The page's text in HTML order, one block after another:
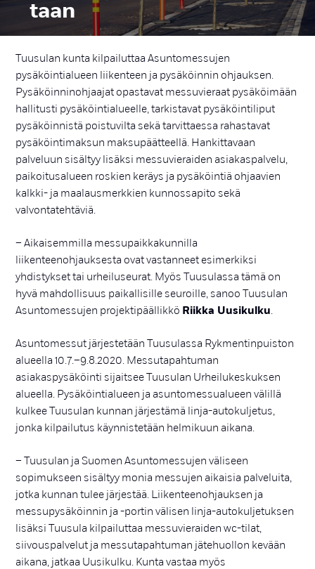
taan
Tuusulan kunta kilpailuttaa Asuntomessujen
pysäköintialueen liikenteen ja pysäköinnin ohjauksen.
Pysäköinninohjaajat opastavat messuvieraat pysäköimään
hallitusti pysäköintialueelle, tarkistavat pysäköintiliput
pysäköinnistä poistuvilta sekä tarvittaessa rahastavat
pysäköintimaksun maksupäätteellä. Hankittavaan
palveluun sisältyy lisäksi messuvieraiden asiakaspalvelu,
paikoitusalueen roskien keräys ja pysäköintiä ohjaavien
kalkki- ja maalausmerkkien kunnossapito sekä
valvontatehtäviä.
– Aikaisemmilla messupaikkakunnilla
liikenteenohjauksesta ovat vastanneet esimerkiksi
yhdistykset tai urheiluseurat. Myös Tuusulassa tämä on
hyvä mahdollisuus paikallisille seuroille, sanoo Tuusulan
Asuntomessujen projektipäällikkö Riikka Uusikulku
Asuntomessut järjestetään Tuusulassa Rykmentinpuiston
alueella 10.7.–9.8.2020. Messutapahtuman
asiakaspysäköinti sijaitsee Tuusulan Urheilukeskuksen
alueella. Pysäköintialueen ja asuntomessualueen välillä
kulkee Tuusulan kunnan järjestämä linja-autokuljetus,
jonka kilpailutus käynnistetään helmikuun aikana.
– Tuusulan ja Suomen Asuntomessujen väliseen
sopimukseen sisältyy monia messujen aikaisia palveluita,
jotka kunnan tulee järjestää. Liikenteenohjauksen ja
messupysäköinnin ja -portin välisen linja-autokuljetuksen
lisäksi Tuusula kilpailuttaa messuvieraiden wc-tilat,
siivouspalvelut ja messutapahtuman jätehuollon kevään
aikana, jatkaa Uusikulku. Kunta vastaa myös